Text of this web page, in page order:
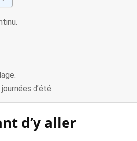
d’été.
d’y aller